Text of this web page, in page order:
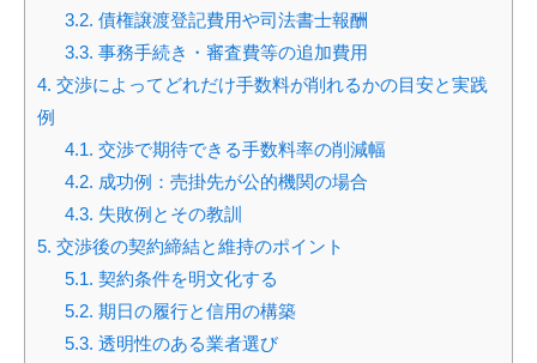
3.2. 債権譲渡登記費用や司法書士報酬
3.3. 事務手続き・審査費等の追加費用
4. 交渉によってどれだけ手数料が削れるかの目安と実践
例
4.1. 交渉で期待できる手数料率の削減幅
4.2. 成功例：売掛先が公的機関の場合
4.3. 失敗例とその教訓
5. 交渉後の契約締結と維持のポイント
5.1. 契約条件を明文化する
5.2. 期日の履行と信用の構築
5.3. 透明性のある業者選び